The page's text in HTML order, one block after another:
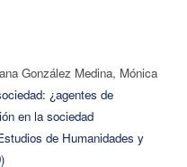
González Medina, Mónica
¿agentes de
en la sociedad
de Humanidades y